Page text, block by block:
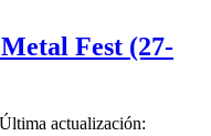
Fest (27-
Última actualización: